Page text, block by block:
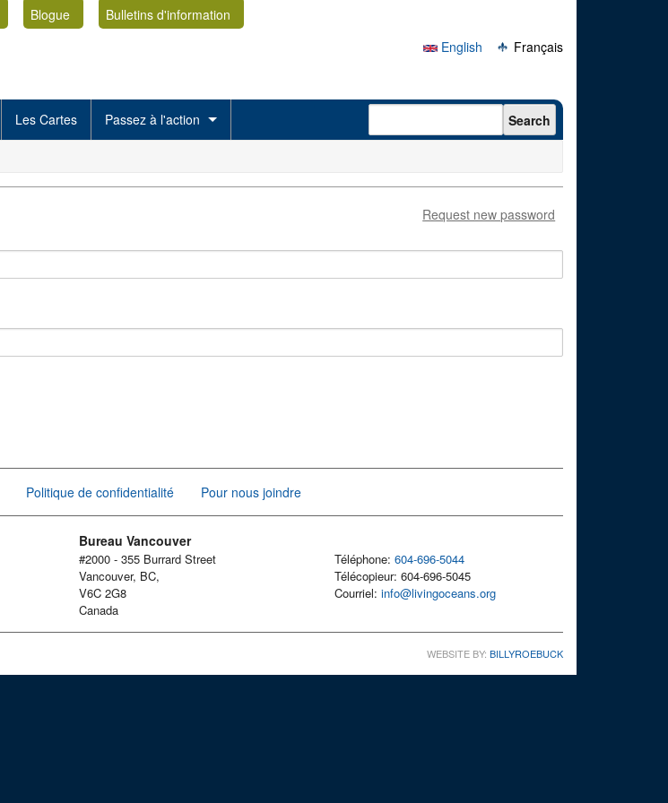
Blogue
Bulletins d'information
English
Français
Les Cartes Passez à l'action Search form Search
Request new password
Politique de confidentialité Pour nous joindre
Bureau Vancouver
#2000 - 355 Burrard Street
Vancouver, BC,
V6C 2G8
Canada
Téléphone: 604-696-5044
Télécopieur: 604-696-5045
Courriel: info@livingoceans.org
WEBSITE BY: BILLYROEBUCK